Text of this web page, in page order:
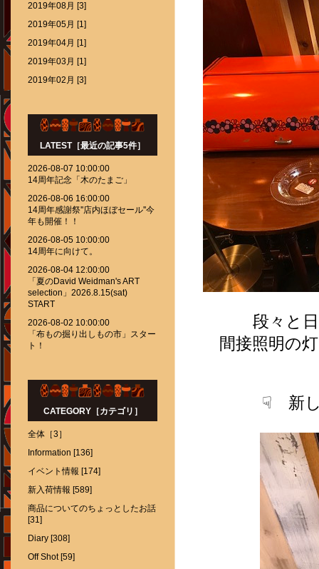
段々と
間接照明の
☟ 新し
2019年08月 [3]
2019年05月 [1]
2019年04月 [1]
2019年03月 [1]
2019年02月 [3]
LATEST［最近の記事5件］
2026-08-07 10:00:00
14周年記念「木のたまご」
2026-08-06 16:00:00
14周年感謝祭''店内ほぼセール''今
年も開催！！
2026-08-05 10:00:00
14周年に向けて。
2026-08-04 12:00:00
「夏のDavid Weidman's ART
selection」2026.8.15(sat)
START
2026-08-02 10:00:00
「布もの掘り出しもの市」スター
ト！
CATEGORY［カテゴリ］
全体［3］
Information [136]
イベント情報 [174]
新入荷情報 [589]
商品についてのちょっとしたお話
[31]
Diary [308]
Off Shot [59]